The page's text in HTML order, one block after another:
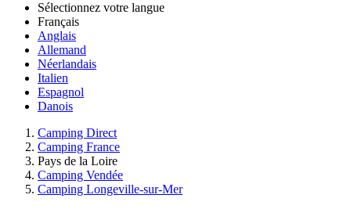
Sélectionnez votre langue
Français
Anglais
Allemand
Néerlandais
Italien
Espagnol
Danois
Camping Direct
Camping France
Pays de la Loire
Camping Vendée
Camping Longeville-sur-Mer